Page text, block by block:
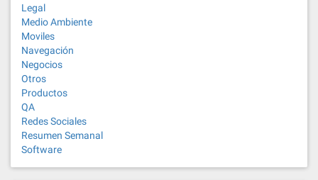
Legal
Medio Ambiente
Moviles
Navegación
Negocios
Otros
Productos
QA
Redes Sociales
Resumen Semanal
Software